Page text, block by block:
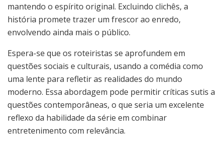
mantendo o espírito original. Excluindo clichês, a
história promete trazer um frescor ao enredo,
envolvendo ainda mais o público.
Espera-se que os roteiristas se aprofundem em
questões sociais e culturais, usando a comédia como
uma lente para refletir as realidades do mundo
moderno. Essa abordagem pode permitir críticas sutis a
questões contemporâneas, o que seria um excelente
reflexo da habilidade da série em combinar
entretenimento com relevância.